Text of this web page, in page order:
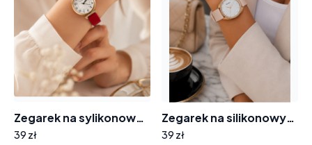
Zegarek na sylikonowym pasku 8004 tarcza cyferki cyrkonie
39 zł
Zegarek na silikonowym pasku tarcza z cyrkoniami 8012
39 zł